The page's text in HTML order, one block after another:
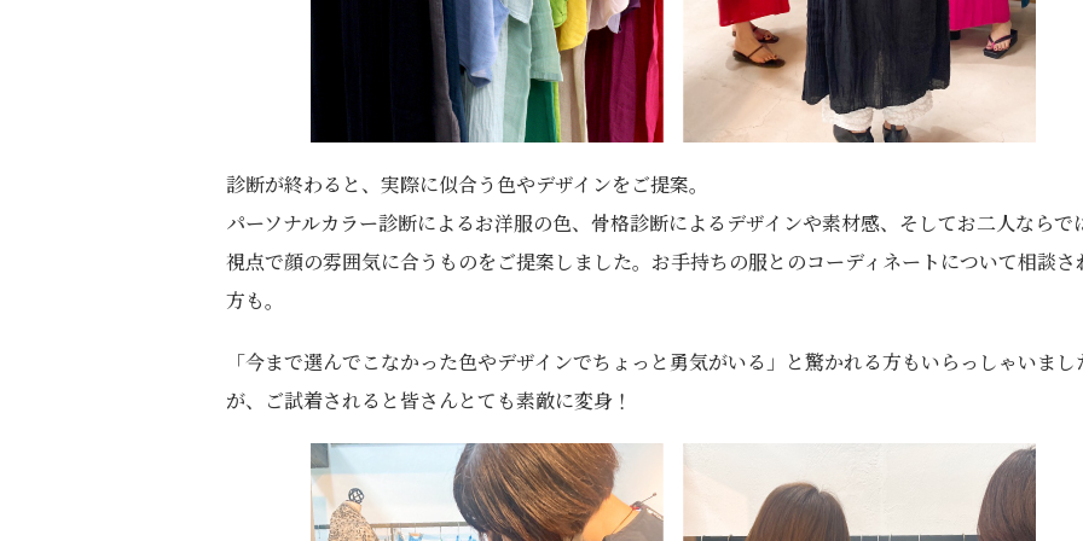
診断が終わると、実際に似合う色やデザインをご提案。
パーソナルカラー診断によるお洋服の色、骨格診断によるデザインや素材感、そしてお二人ならで
視点で顔の雰囲気に合うものをご提案しました。お手持ちの服とのコーディネートについて相談さ
方も。
「今まで選んでこなかった色やデザインでちょっと勇気がいる」と驚かれる方もいらっしゃいまし
が、ご試着されると皆さんとても素敵に変身！